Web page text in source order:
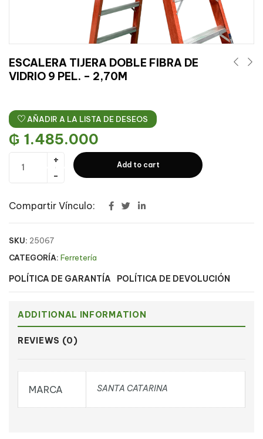
ESCALERA TIJERA DOBLE FIBRA DE
VIDRIO 9 PEL. – 2,70M
AÑADIR A LA LISTA DE DESEOS
₲ 1.485.000
Add to cart
Compartir Vínculo:
SKU: 25067
CATEGORÍA: Ferretería
POLÍTICA DE GARANTÍA POLÍTICA DE DEVOLUCIÓN
ADDITIONAL INFORMATION
REVIEWS (0)
MARCA SANTA CATARINA